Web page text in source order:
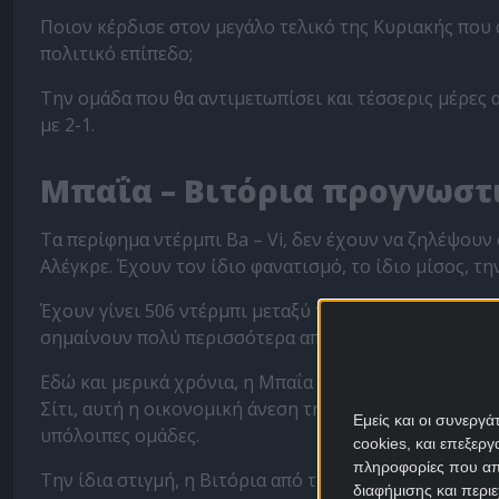
Εμείς και οι
cookies, και
πληροφορίες που
διαφήμισης και
Ποιον κέρδισε στον μεγάλο τελικό της Κυριακής
πολιτικό επίπεδο;
Την ομάδα που θα αντιμετωπίσει και τέσσερις
με 2-1.
Μπαΐα – Βιτόρια
Τα περίφημα ντέρμπι Ba – Vi, δεν έχουν να
Αλέγκρε. Έχουν τον ίδιο φανατισμό, το ίδιο μίσος,
Έχουν γίνει 506 ντέρμπι μεταξύ τους, αλλά οι δύο
σημαίνουν πολύ περισσότερα από τρεις βαθμούς.
Εδώ και μερικά χρόνια, η Μπαΐα αποτελεί μέλος του
Σίτι, αυτή η οικονομική άνεση της έχει επιτρέψει
υπόλοιπες ομάδες.
Την ίδια στιγμή, η Βιτόρια από την τρίτη κατηγορία